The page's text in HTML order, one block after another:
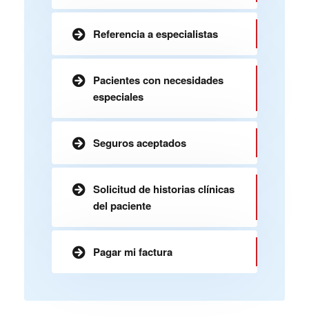
Referencia a especialistas
Pacientes con necesidades
especiales
Seguros aceptados
Solicitud de historias clínicas
del paciente
Pagar mi factura